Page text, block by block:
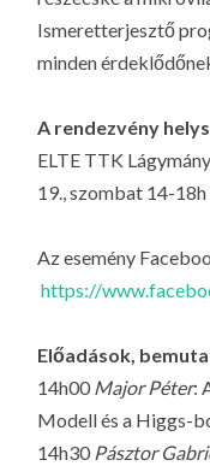
Ismeretterjesztő
minden
A rendezvény
ELTE TTK
19., szombat 14-18h
Az esemény
https://
Előadások,
14h00 Major Péter:
Modell és a Higgs-
14h30 Pásztor